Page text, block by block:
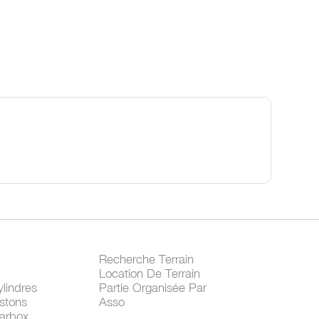
Recherche Terrain
Location De Terrain
Partie Organisée Par
Asso